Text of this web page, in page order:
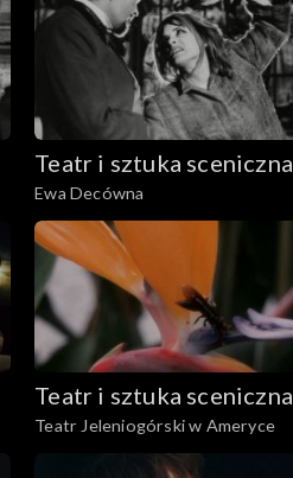
Teatr i sztuka sceniczna
Ewa Decówna
Teatr i sztuka sceniczna
Teatr Jeleniogórski w Ameryce